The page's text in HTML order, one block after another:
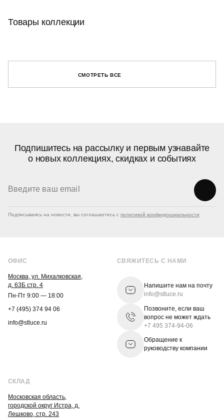
Товары коллекции
СМОТРЕТЬ ВСЕ
Подпишитесь на рассылку и первым узнавайте
о новых коллекциях, скидках и событиях
Подписываясь на новости, вы соглашаетесь с политикой конфиденциальности
ОФИС
Москва, ул. Михалковская,
д. 63Б стр. 4
Пн-Пт 9:00 — 18:00
+7 (495) 374 94 06
info@stluce.ru
СВЯЖИТЕСЬ С НАМИ
Напишите нам на почту
info@stluce.ru
Позвоните, если ваш
вопрос не может ждать
+7 495 374-94-06
Обращение к
руководству компании
СКЛАД
Московская область,
городской округ Истра, д.
Лешково, стр. 243